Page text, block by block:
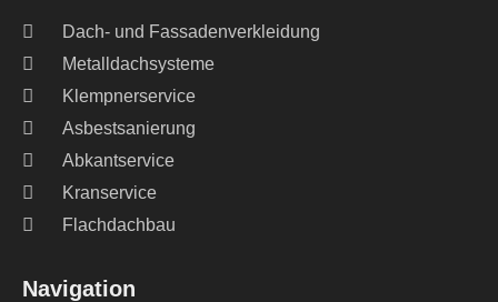
Navigation
Dach- und Fassadenverkleidung
Metalldachsysteme
Klempnerservice
Asbestsanierung
Abkantservice
Kranservice
Flachdachbau